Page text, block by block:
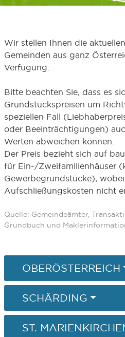
Wir stellen Ihnen die
Gemeinden aus ganz
Verfügung.
Bitte beachten Sie, dass es
Grundstückspreisen um
speziellen Fall
oder Beeinträchtigungen)
Werten abweichen können.
Der Preis bezieht sich auf
für Ein-/Zweifamilienhäuser
Gewerbegrundstücke),
Aufschließungskosten nicht
Quelle: Gemeindeämter,
Grundbuch und
OBERÖSTERREICH
SCHÄRDING
ST.